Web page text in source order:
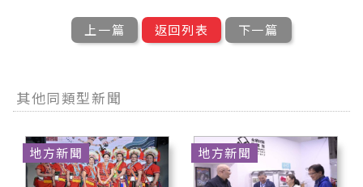
上一篇 返回列表 下一篇
其他同類型新聞
地方新聞 地方新聞